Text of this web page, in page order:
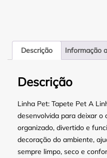
Descrição Informação
Descrição
Linha Pet: Tapete Pet A
desenvolvida para deixar o
organizado, divertido e
decoração do ambiente,
sempre limpo, seco e